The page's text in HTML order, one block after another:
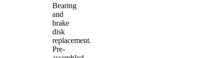
Bearing
and
brake
disk
replacement.
Pre-